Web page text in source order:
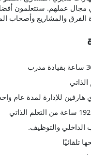
عملهم. ستتعلمون
الفرق والمشاريع وأصحاب
هارفين للإدارة لمدة عام
والتوظيف.